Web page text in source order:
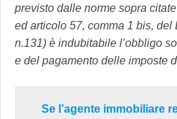
previsto dalle norme sopra
ed articolo 57, comma 1 bis, del
n.131) è indubitabile l’obbligo
e del pagamento delle imposte
Se l’agente immobiliare